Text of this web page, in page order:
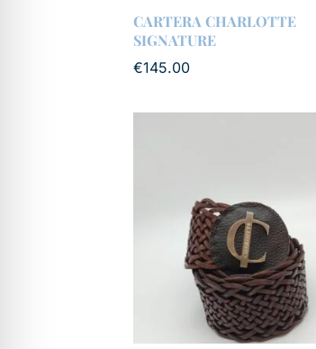
CARTERA CHARLOTTE
SIGNATURE
€145.00